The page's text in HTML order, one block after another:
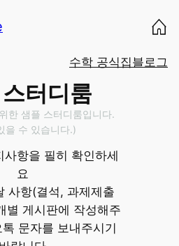
수학 공식집블로그
터디룸
한 샘플 스터디룸입니다.
을 수 있습니다.)
사항을 필히 확인하세
요
사항(결석, 과제제출
별 게시판에 작성해주
문자를 보내주시기